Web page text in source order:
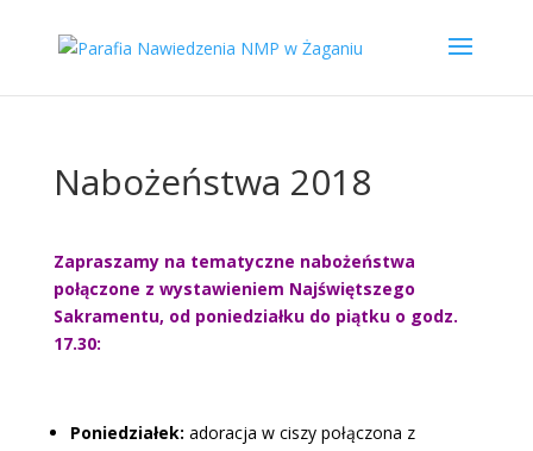
Nabożeństwa 2018
Zapraszamy na tematyczne nabożeństwa
połączone z wystawieniem Najświętszego
Sakramentu, od poniedziałku do piątku o godz.
17.30:
Poniedziałek: adoracja w ciszy połączona z